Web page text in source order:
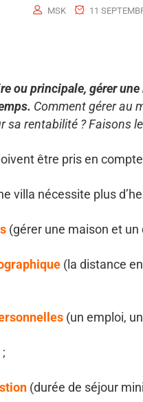
MSK 11
ou principale, gérer
Comment gérer au
sa rentabilité ? Faisons
être pris en
villa nécessite plus
(gérer une maison et un
(la distance
(un emploi,
;
(durée de séjour